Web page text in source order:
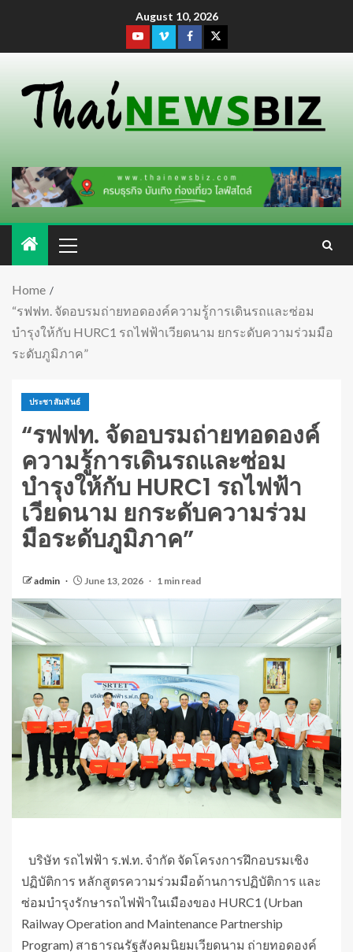
August 10, 2026
Home
“รฟฟท. จัดอบรมถ่ายทอดองค์ความรู้การเดินรถและซ่อม
บำรุงให้กับ HURC1 รถไฟฟ้าเวียดนาม ยกระดับความร่วมมือ
ระดับภูมิภาค”
ประชาสัมพันธ์
“รฟฟท. จัดอบรมถ่ายทอดองค์
ความรู้การเดินรถและซ่อม
บำรุงให้กับ HURC1 รถไฟฟ้า
เวียดนาม ยกระดับความร่วม
มือระดับภูมิภาค”
admin June 13, 2026 1 min read
บริษัท รถไฟฟ้า ร.ฟ.ท. จำกัด จัดโครงการฝึกอบรมเชิง
ปฏิบัติการ หลักสูตรความร่วมมือด้านการปฏิบัติการ และ
ซ่อมบำรุงรักษารถไฟฟ้าในเมืองของ HURC1 (Urban
Railway Operation and Maintenance Partnership
Program) สาธารณรัฐสังคมนิยมเวียดนาม ถ่ายทอดองค์